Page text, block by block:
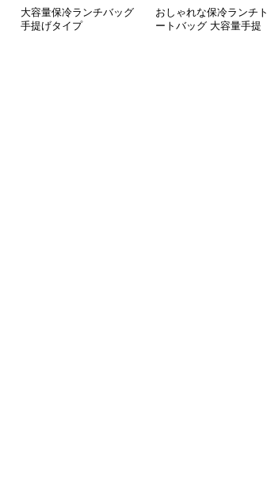
大容量保冷ランチバッグ
手提げタイプ
おしゃれな保冷ランチト
ートバッグ 大容量手提